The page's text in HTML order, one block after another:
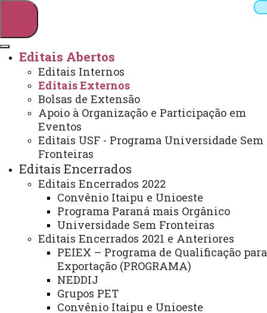
Webmail
Arquivo Virtual
Editais Abertos
Editais Internos
Editais Externos
Bolsas de Extensão
Apoio à Organização e Participação em
Eventos
Editais USF - Programa Universidade Sem
Fronteiras
Editais Encerrados
Editais Encerrados 2022
Convênio Itaipu e Unioeste
Programa Paraná mais Orgânico
Universidade Sem Fronteiras
Editais Encerrados 2021 e Anteriores
PEIEX – Programa de Qualificação para
Exportação (PROGRAMA)
NEDDIJ
Grupos PET
Convênio Itaipu e Unioeste
EDITAIS EXTERNOS
Você está aqui:Unioeste PROEX
Editais
Editais Abertos
Editais Externos